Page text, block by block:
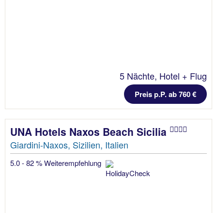
5 Nächte, Hotel + Flug
Preis p.P. ab 760 €
UNA Hotels Naxos Beach Sicilia
Giardini-Naxos, Sizilien, Italien
5.0 - 82 % Weiterempfehlung